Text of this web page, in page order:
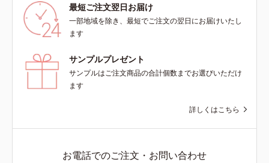
最短ご注文翌日お届け
一部地域を除き、最短でご注文の翌日にお届けいたし
ます
サンプルプレゼント
サンプルはご注文商品の合計個数までお選びいただけ
ます
詳しくはこちら
お電話でのご注文・お問い合わせ